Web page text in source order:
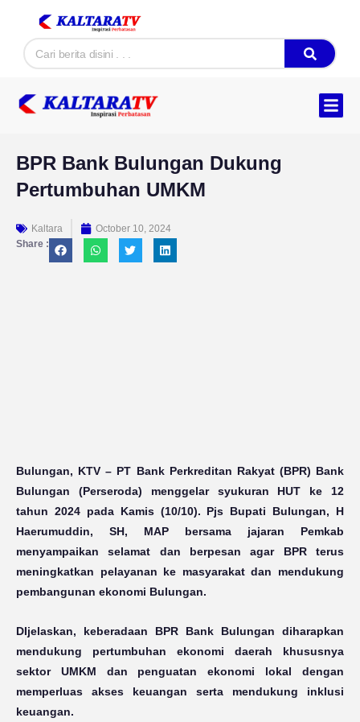
contentSearch
BPR Bank Bulungan Dukung
Pertumbuhan UMKM
Kaltara
October 10, 2024
Share :
Bulungan, KTV – PT Bank Perkreditan Rakyat (BPR) Bank
Bulungan (Perseroda) menggelar syukuran HUT ke 12
tahun 2024 pada Kamis (10/10). Pjs Bupati Bulungan, H
Haerumuddin, SH, MAP bersama jajaran Pemkab
menyampaikan selamat dan berpesan agar BPR terus
meningkatkan pelayanan ke masyarakat dan mendukung
pembangunan ekonomi Bulungan.
DIjelaskan, keberadaan BPR Bank Bulungan diharapkan
mendukung pertumbuhan ekonomi daerah khususnya
sektor UMKM dan penguatan ekonomi lokal dengan
memperluas akses keuangan serta mendukung inklusi
keuangan.